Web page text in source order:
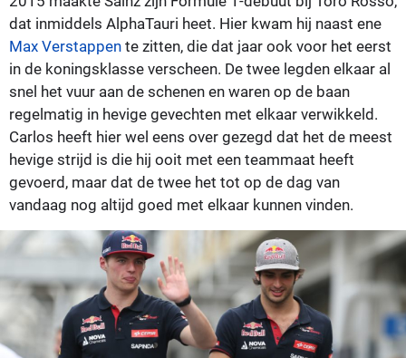
dat inmiddels AlphaTauri heet. Hier kwam hij naast ene
Max Verstappen te zitten, die dat jaar ook voor het eerst
in de koningsklasse verscheen. De twee legden elkaar al
snel het vuur aan de schenen en waren op de baan
regelmatig in hevige gevechten met elkaar verwikkeld.
Carlos heeft hier wel eens over gezegd dat het de meest
hevige strijd is die hij ooit met een teammaat heeft
gevoerd, maar dat de twee het tot op de dag van
vandaag nog altijd goed met elkaar kunnen vinden.